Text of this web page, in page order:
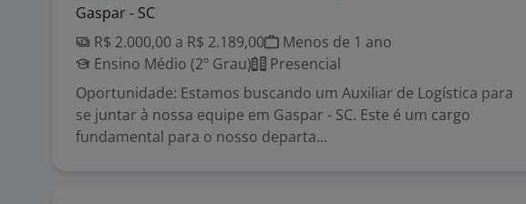
Gaspar - SC
R$ 2.000,00 a R$ 2.189,00
Menos de 1 ano
Ensino Médio (2º Grau)
Presencial
Oportunidade: Estamos buscando um Auxiliar de Logística para
se juntar à nossa equipe em Gaspar - SC. Este é um cargo
fundamental para o nosso departa...